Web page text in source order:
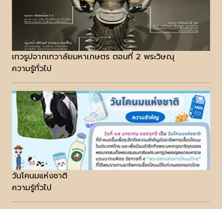
เทวรูปจากเทวาลัยมหาเกษตร ตอนที่ 2 พระวิษณุ
ความรู้ทั่วไป
วันโคนมแห่งชาติ
ความรู้ทั่วไป